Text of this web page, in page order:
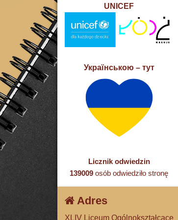
UNICEF
Українською – тут
Licznik odwiedzin
139009 osób odwiedziło stronę
Adres
XLIV Liceum Ogólnokształcące